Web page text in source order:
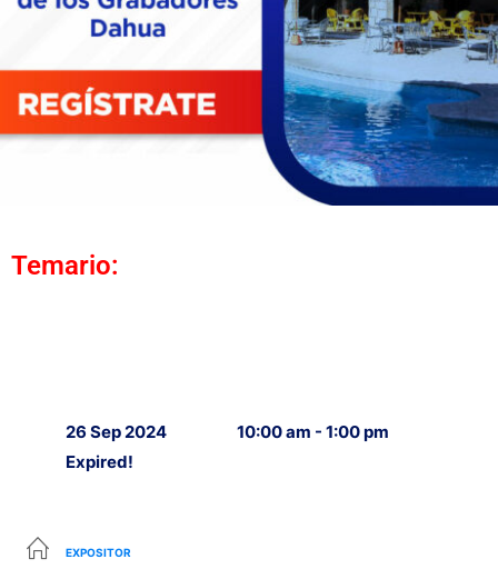
Temario:
26 Sep 2024
Expired!
10:00 am - 1:00 pm
EXPOSITOR